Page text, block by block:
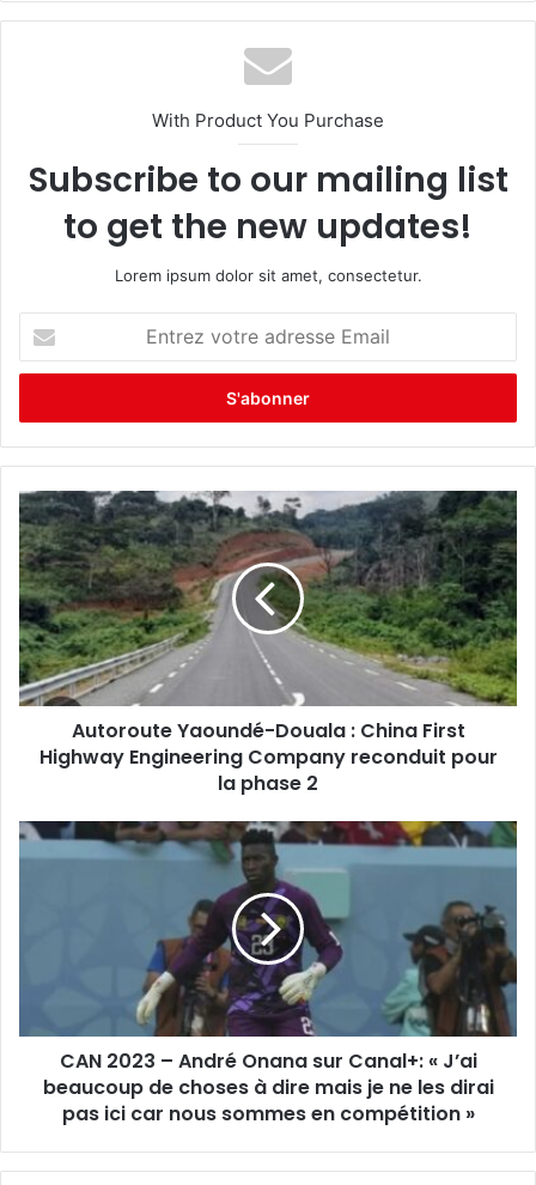
te
With Product You Purchase
Subscribe to our mailing list
to get the new updates!
Lorem ipsum dolor sit amet, consectetur.
t
e
z
o
t
r
e
a
d
r
e
s
a
Autoroute Yaoundé-Douala : China First
Highway Engineering Company reconduit pour
la phase 2
CAN 2023 – André Onana sur Canal+: « J’ai
beaucoup de choses à dire mais je ne les dirai
pas ici car nous sommes en compétition »